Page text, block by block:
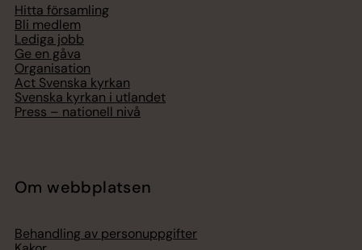
Hitta församling
Bli medlem
Lediga jobb
Ge en gåva
Organisation
Act Svenska kyrkan
Svenska kyrkan i utlandet
Press – nationell nivå
Om webbplatsen
Behandling av personuppgifter